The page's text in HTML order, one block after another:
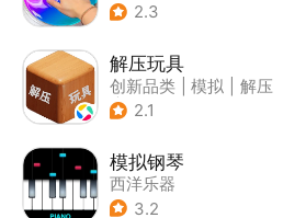
2.3
解压玩具
创新品类 模拟
解压
| 清新
2.1
模拟钢琴
西洋乐器
3.2